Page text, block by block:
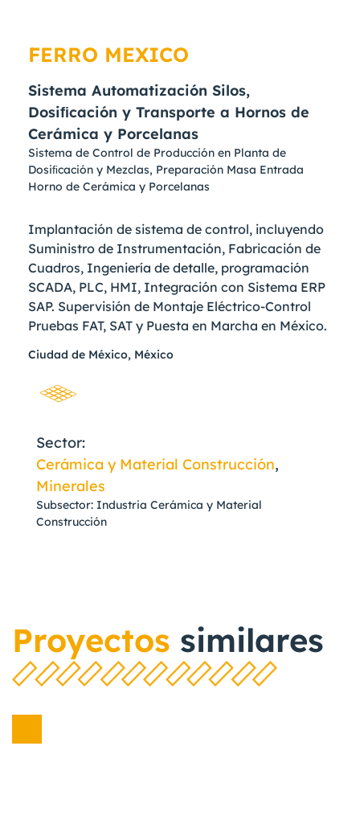
FERRO MEXICO
Sistema Automatización Silos,
Dosiﬁcación y Transporte a Hornos de
Cerámica y Porcelanas
Sistema de Control de Producción en Planta de
Dosiﬁcación y Mezclas, Preparación Masa Entrada
Horno de Cerámica y Porcelanas
Implantación de sistema de control, incluyendo
Suministro de Instrumentación, Fabricación de
Cuadros, Ingeniería de detalle, programación
SCADA, PLC, HMI, Integración con Sistema ERP
SAP. Supervisión de Montaje Eléctrico-Control
Pruebas FAT, SAT y Puesta en Marcha en México.
Ciudad de México, México
Sector:
Cerámica y Material Construcción,
Minerales
Subsector: Industria Cerámica y Material
Construcción
Proyectos similares